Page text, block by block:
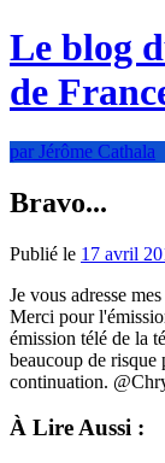
Le blog
de
par Jérôme Cathala
Bravo...
Publié le 17 avril
Je vous adresse
Merci pour
émission télé de la
beaucoup de risque
continuation.
À Lire Aussi :